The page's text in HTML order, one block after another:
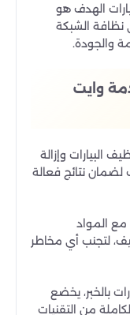
الهدف هو
الشبكة
والجودة.
وايت
البيارات وإزالة
لضمان نتائج فعالة
مع المواد
لتجنب أي مخاطر
بالخبر، يخضع
من التقنيات